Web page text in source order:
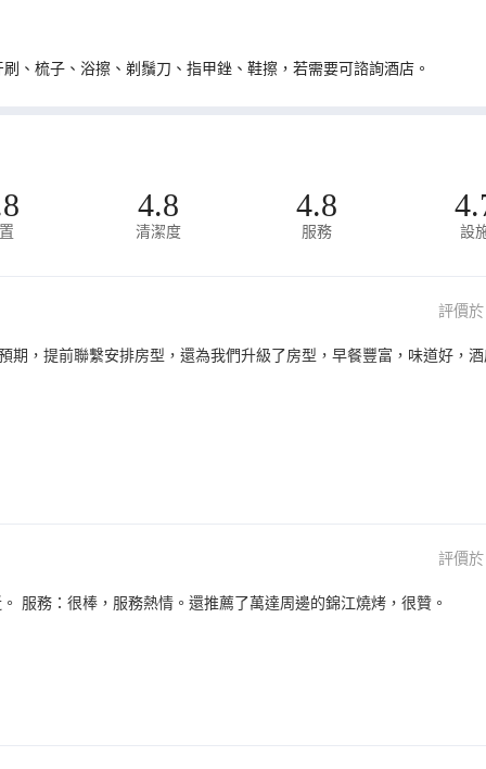
、梳子、浴擦、剃鬚刀、指甲銼、鞋擦，若需要可諮詢酒店。
4.8
清潔度
4.8
服務 設
評價
，提前聯繫安排房型，還為我們升級了房型，早餐豐富，味道好，
評價
服務：很棒，服務熱情。還推薦了萬達周邊的錦江燒烤，很贊。